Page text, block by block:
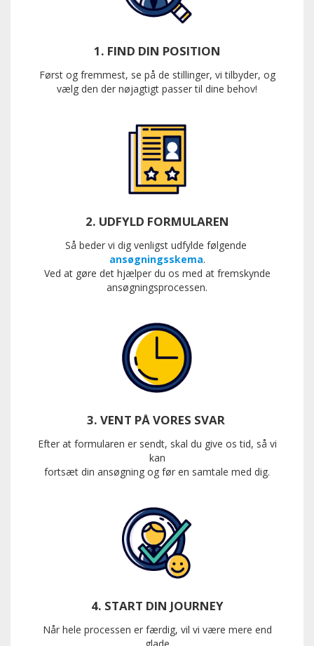
1. FIND DIN POSITION
Først og fremmest, se på de stillinger, vi tilbyder, og
vælg den der nøjagtigt passer til dine behov!
2. UDFYLD FORMULAREN
Så beder vi dig venligst udfylde følgende
ansøgningsskema.
Ved at gøre det hjælper du os med at fremskynde
ansøgningsprocessen.
3. VENT PÅ VORES SVAR
Efter at formularen er sendt, skal du give os tid, så vi
kan
fortsæt din ansøgning og før en samtale med dig.
4. START DIN JOURNEY
Når hele processen er færdig, vil vi være mere end